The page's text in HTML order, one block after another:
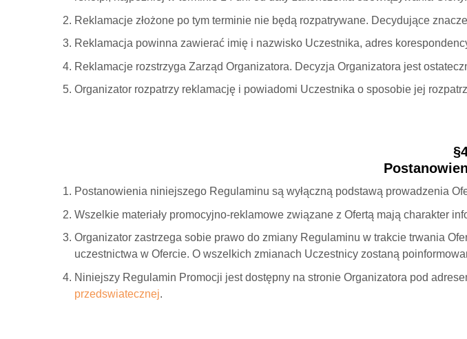
Reklamacje złożone po tym terminie nie będą rozpatrywane. Decydujące
Reklamacja powinna zawierać imię i nazwisko Uczestnika, adres
Reklamacje rozstrzyga Zarząd Organizatora. Decyzja Organizatora jest
Organizator rozpatrzy reklamację i powiadomi Uczestnika o sposobie jej
Postanowienia niniejszego Regulaminu są wyłączną podstawą prowadzenia
Wszelkie materiały promocyjno-reklamowe związane z Ofertą mają charakter
Organizator zastrzega sobie prawo do zmiany Regulaminu w trakcie trwania
uczestnictwa w Ofercie. O wszelkich zmianach Uczestnicy zostaną
Niniejszy Regulamin Promocji jest dostępny na stronie Organizatora pod
przedswiatecznej.